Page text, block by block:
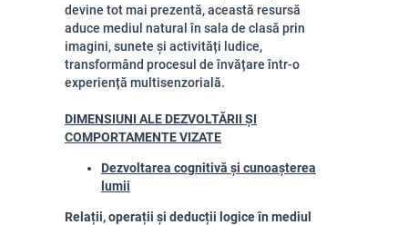
devine tot mai prezentă, această resursă
aduce mediul natural în sala de clasă prin
imagini, sunete și activități ludice,
transformând procesul de învățare într-o
experiență multisenzorială.
DIMENSIUNI ALE DEZVOLTĂRII ȘI
COMPORTAMENTE VIZATE
Dezvoltarea cognitivă și cunoașterea
lumii
Relații, operații și deducții logice în mediul